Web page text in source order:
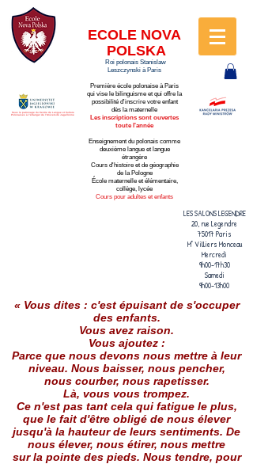
Sous le patronage du Centre de Langue et Culture
Polonaises à l'étranger de l'Université Jagellonne
ECOLE NOVA
POLSKA
Roi polonais Stanislaw
Leszczynski à Paris
Première école polonaise à Paris
qui vise le bilinguisme et qui offre la
possibilité d'inscrire votre enfant
dès la maternelle
Les inscriptions sont ouvertes
toute l'année
Enseignement du polonais comme
deuxième langue et langue
étrangère
Cours d'histoire et de géographie
de la Pologne
École maternelle et élémentaire,
collège, lycée
Cours pour adultes et enfants
LES SALONS LEGENDRE
20, rue Legendre
75017 Paris
M° Villiers Monceau
Mercredi
9h00-17h30
Samedi
9h00-13h00
« Vous dites : c'est épuisant de s'occuper
des enfants.
Vous avez raison.
Vous ajoutez :
Parce que nous devons nous mettre à leur
niveau. Nous baisser, nous pencher,
nous courber, nous rapetisser.
Là, vous vous trompez.
Ce n'est pas tant cela qui fatigue le plus,
que le fait d'être obligé de nous élever
jusqu'à la hauteur de leurs sentiments. De
nous élever, nous étirer, nous mettre
sur la pointe des pieds. Nous tendre, pour